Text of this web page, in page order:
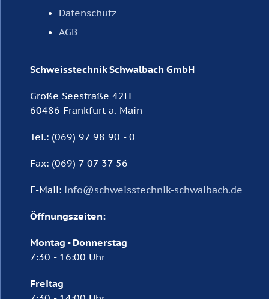
Datenschutz
AGB
Schweisstechnik Schwalbach GmbH
Große Seestraße 42H
60486 Frankfurt a. Main
Tel.: (069) 97 98 90 - 0
Fax: (069) 7 07 37 56
E-Mail: info@schweisstechnik-schwalbach.de
Öffnungszeiten:
Montag - Donnerstag
7:30 - 16:00 Uhr
Freitag